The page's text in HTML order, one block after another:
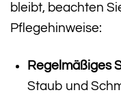
bleibt, beachten
Pflegehinweise:
Regelmäßiges
Staub und